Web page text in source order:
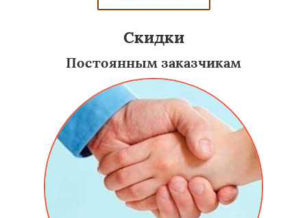
Скидки
Постоянным заказчикам